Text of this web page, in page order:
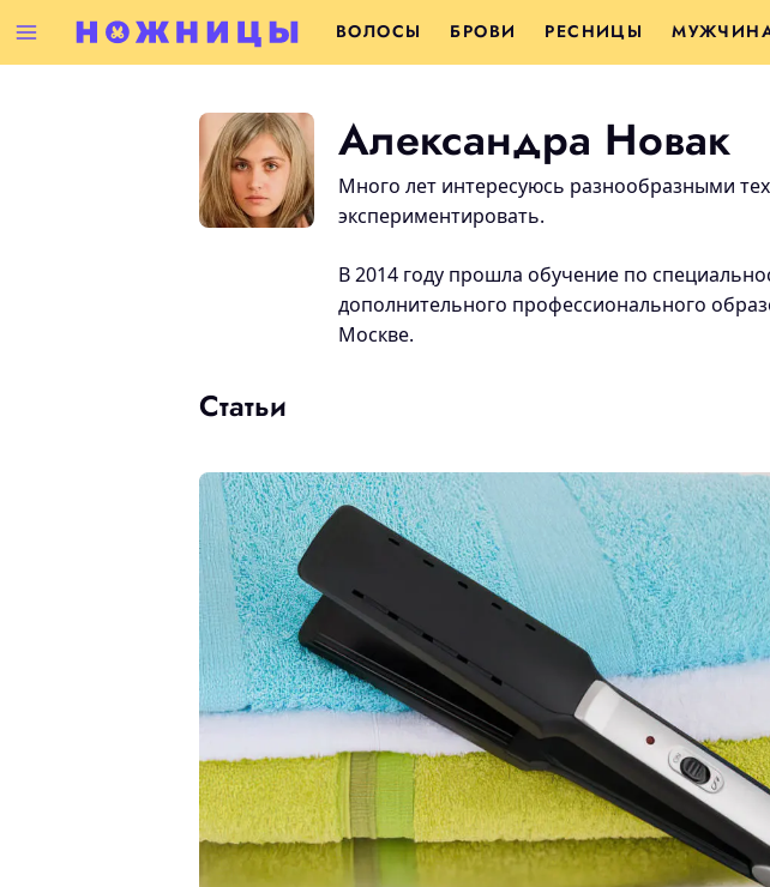
ВОЛОСЫ БРОВИ РЕСНИЦЫ
Александра Новак
Много лет интересуюсь разнообразными
экспериментировать.
В 2014 году прошла обучение по
дополнительного профессионального
Москве.
Статьи